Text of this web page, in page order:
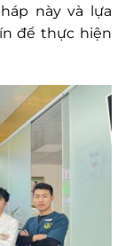
này và lựa
để thực hiện